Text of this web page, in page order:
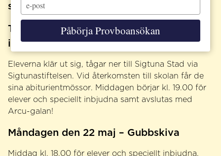
skolans regi vårterminen 2017
Tisdagen den 4 april – 50-dagars
inklusive Arcu-gala
Eleverna klär ut sig, tågar ner till Sigtuna Stad via
Sigtunastiftelsen. Vid återkomsten till skolan får de
sina abiturientmössor. Middagen börjar kl. 19.00 för
elever och speciellt inbjudna samt avslutas med
Arcu-galan!
Måndagen den 22 maj – Gubbskiva
Middag kl. 18.00 för elever och speciellt inbjudna,
your
email
Påbörja Provboansökan